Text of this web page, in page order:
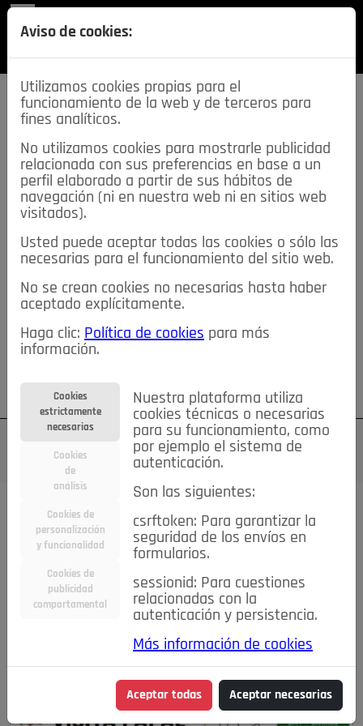
SECCIONES
descarga esta
REVISTA
≡NOTICIAS
NOTICIAS SERVICIOS DE INTERÉS
TABLÓN DE ANUNCIOS MIS ANUNCIOS CONTACTO
NOSOTROS
Su cuenta Regístrese ¿Olvidó su contraseña?
Todas las noticias..
Caridad
Ciencia&Tecnología
Cultura
Deportes Economía
Educación
Entretenimiento
España
Estilo de Vida
Madrid Opinión IN
Pozuelo de Alarcón
Salud 🔴 En Directo
Aviso de cookies:
Utilizamos cookies propias para el
funcionamiento de la web y de terceros para
fines analíticos.
No utilizamos cookies para mostrarle publicidad
relacionada con sus preferencias en base a un
perfil elaborado a partir de sus hábitos de
navegación (ni en nuestra web ni en sitios web
visitados).
Usted puede aceptar todas las cookies o sólo las
necesarias para el funcionamiento del sitio web.
No se crean cookies no necesarias hasta haber
aceptado explícitamente.
Haga clic: Política de cookies para más
información.
Cookies
estrictamente
necesarias
Cookies
de
análisis
Cookies de
personalización
y funcionalidad
Cookies de
publicidad
comportamental
Nuestra plataforma utiliza
cookies técnicas o necesarias
para su funcionamiento, como
por ejemplo el sistema de
autenticación.
Son las siguientes:
csrftoken: Para garantizar la
seguridad de los envíos en
formularios.
sessionid: Para cuestiones
relacionadas con la
autenticación y persistencia.
Más información de cookies
Aceptar todas Aceptar necesarias